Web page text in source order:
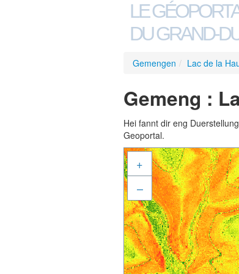
LE
DU GRAND-
Gemengen / Lac de la
Gemeng :
Hei fannt dir eng
Geoportal.
+
–